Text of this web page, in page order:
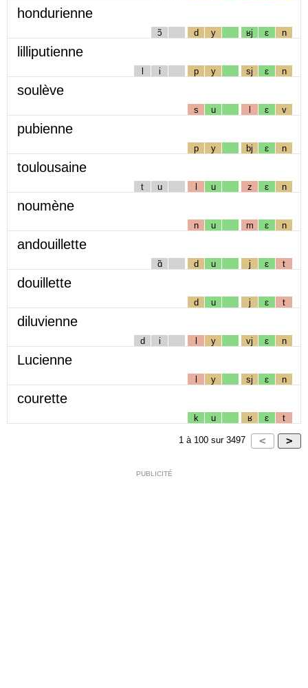
hondurienne
ɔ̃ d y ʁj ɛ n
lilliputienne
l i p y sj ɛ n
soulève
s u l ɛ v
pubienne
p y bj ɛ n
toulousaine
t u l u z ɛ n
noumène
n u m ɛ n
andouillette
ɑ̃ d u j ɛ t
douillette
d u j ɛ t
diluvienne
d i l y vj ɛ n
Lucienne
l y sj ɛ n
courette
k u ʁ ɛ t
1 à 100 sur 3497
PUBLICITÉ